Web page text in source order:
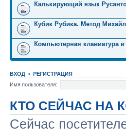
Калькирующий язык
Кубик Рубика. Метод
Компьютерная клавиатура
ВХОД • РЕГИСТРАЦИЯ
Имя пользователя:
КТО СЕЙЧАС НА
Сейчас